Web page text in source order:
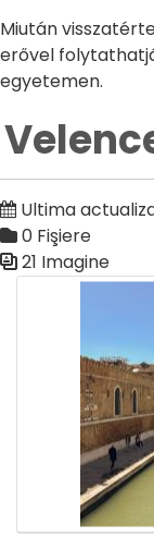
Miután
erővel
egyetemen.
Ultima
0 Fişiere
21 Imagine
Galerie media